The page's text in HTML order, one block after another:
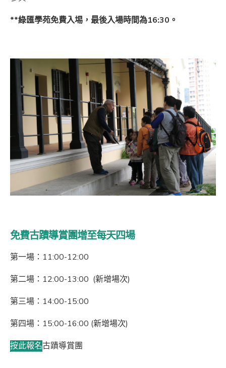
**綠匯學苑免費入埸，最後入場時間為16:30 。
免費古蹟導賞團增至每天四場
第一場：11:00-12:00
第二場：12:00-13:00 (新增場次)
第三場：14:00-15:00
第四場：15:00-16:00 (新增場次)
按此報名古蹟導賞團